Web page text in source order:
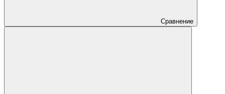
Сравнение